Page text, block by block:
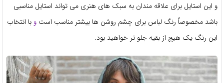
و این استایل برای علاقه مندان به سبک های هنری می تواند استایل مناسبی
باشد مخصوصاً رنگ لباس برای چشم روشن ها بیشتر مناسب است و با انتخاب
این رنگ یک هیچ از بقیه جلو تر خواهید بود.